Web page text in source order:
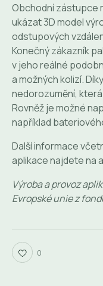
Obchodní zástupce
ukázat 3D model
odstupových
Konečný zákazník
v jeho reálné
a možných kolizí.
nedorozumění,
Rovněž je možné
například
Další informace
aplikace najdete na
Výroba a provoz
Evropské unie z
0